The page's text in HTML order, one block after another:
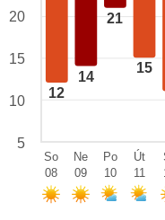
12
14
21
15
20
15
10
5
So
08
Ne
09
Po
10
Út
11